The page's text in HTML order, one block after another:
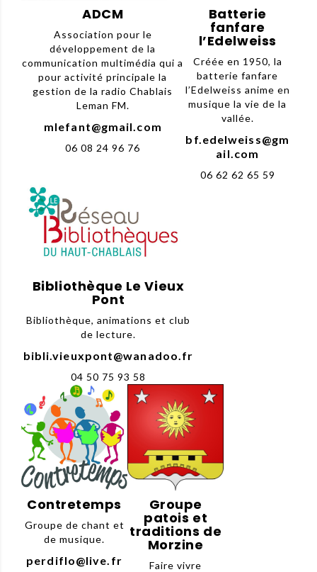
ADCM
Association pour le
développement de la
communication multimédia qui a
pour activité principale la
gestion de la radio Chablais
Leman FM.
mlefant@gmail.com
06 08 24 96 76
Batterie
fanfare
l’Edelweiss
Créée en 1950, la
batterie fanfare
l’Edelweiss anime en
musique la vie de la
vallée.
bf.edelweiss@gm
ail.com
06 62 62 65 59
Bibliothèque Le Vieux
Pont
Bibliothèque, animations et club
de lecture.
bibli.vieuxpont@wanadoo.fr
04 50 75 93 58
Contretemps
Groupe de chant et
de musique.
perdiflo@live.fr
Groupe
patois et
traditions de
Morzine
Faire vivre